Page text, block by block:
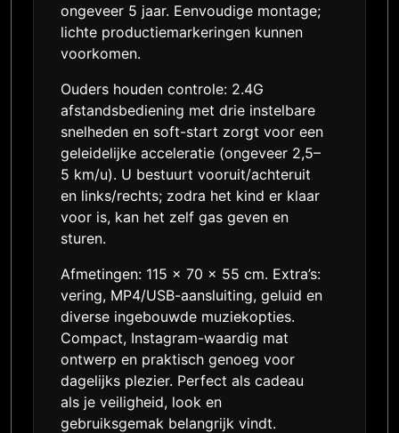
ongeveer 5 jaar. Eenvoudige montage;
lichte productiemarkeringen kunnen
voorkomen.
Ouders houden controle: 2.4G
afstandsbediening met drie instelbare
snelheden en soft-start zorgt voor een
geleidelijke acceleratie (ongeveer 2,5–
5 km/u). U bestuurt vooruit/achteruit
en links/rechts; zodra het kind er klaar
voor is, kan het zelf gas geven en
sturen.
Afmetingen: 115 x 70 x 55 cm. Extra’s:
vering, MP4/USB-aansluiting, geluid en
diverse ingebouwde muziekopties.
Compact, Instagram-waardig mat
ontwerp en praktisch genoeg voor
dagelijks plezier. Perfect als cadeau
als je veiligheid, look en
gebruiksgemak belangrijk vindt.